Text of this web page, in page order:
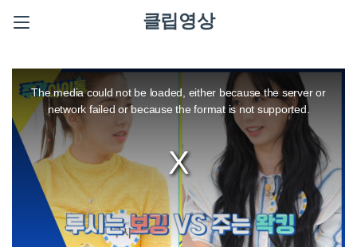
클립영상
modal
window.
The media could not be loaded, either because the server or
network failed or because the format is not supported.